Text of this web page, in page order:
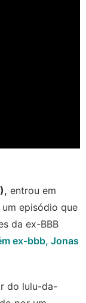
entrou em
episódio que
da ex-BBB
ex-bbb, Jonas
do lulu-da-